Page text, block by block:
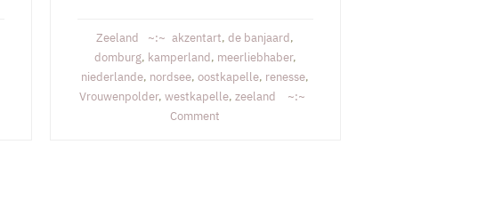
Zeeland akzentart,de banjaard,
domburg, kamperland, meerliebhaber,
niederlande, nordsee,oostkapelle, renesse,
Vrouwenpolder, westkapelle, zeeland
Comment